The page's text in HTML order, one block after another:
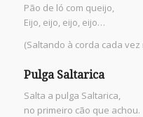
Pão de ló com queijo,
Eijo, eijo, eijo, eijo…
(Saltando à corda cada
Pulga Saltarica
Salta a pulga Saltarica,
no primeiro cão que achou.